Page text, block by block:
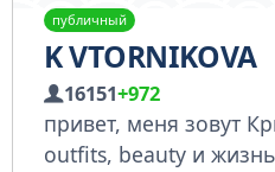
публичный
K VTORNIKOVA
16151+972
привет, меня зовут
outfits, beauty и